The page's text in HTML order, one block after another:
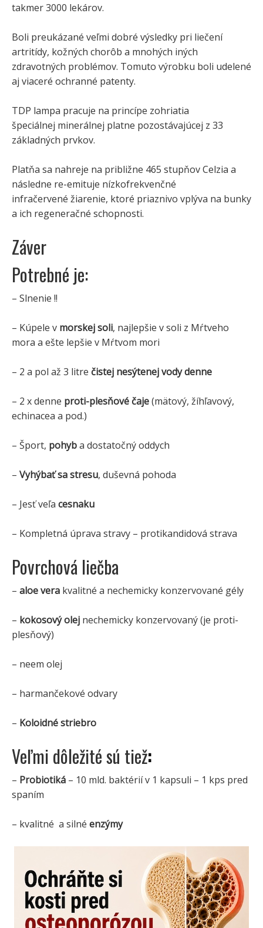
takmer 3000 lekárov.
Boli preukázané veľmi dobré výsledky pri liečení
artritídy, kožných chorôb a mnohých iných
zdravotných problémov. Tomuto výrobku boli udelené
aj viaceré ochranné patenty.
TDP lampa pracuje na princípe zohriatia
špeciálnej minerálnej platne pozostávajúcej z 33
základných prvkov.
Platňa sa nahreje na približne 465 stupňov Celzia a
následne re-emituje nízkofrekvenčné
infračervené žiarenie, ktoré priaznivo vplýva na bunky
a ich regeneračné schopnosti.
Záver
Potrebné je:
– Slnenie !!
– Kúpele v morskej soli, najlepšie v soli z Mŕtveho
mora a ešte lepšie v Mŕtvom mori
– 2 a pol až 3 litre čistej nesýtenej vody denne
– 2 x denne proti-plesňové čaje(mätový, žíhľavový,
echinacea a pod.)
– Šport, pohyba dostatočný oddych
– Vyhýbať sa stresu, duševná pohoda
– Jesť veľa cesnaku
– Kompletná úprava stravy – protikandidová strava
Povrchová liečba
– aloe vera kvalitné a nechemicky konzervované gély
– kokosový olej nechemicky konzervovaný (je proti-
plesňový)
– neem olej
– harmančekové odvary
– Koloidné striebro
Veľmi dôležité sú tiež:
– Probiotiká – 10 mld. baktérií v 1 kapsuli – 1 kps pred
spaním
– kvalitné a silné enzýmy